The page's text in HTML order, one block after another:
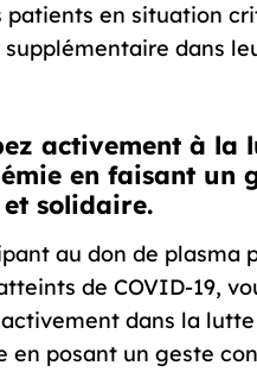
patients en situation
supplémentaire dans
activement à la
en faisant un
solidaire.
au don de plasma
de COVID-19,
dans la
en posant un geste